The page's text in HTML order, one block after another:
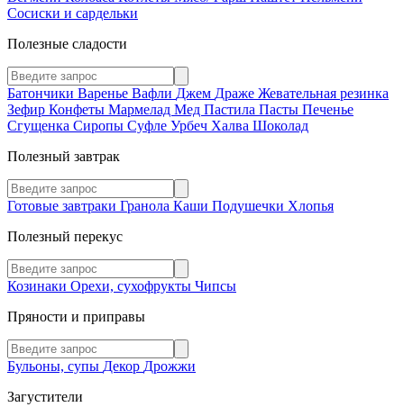
Сосиски и сардельки
Полезные сладости
Батончики Варенье Вафли Джем Драже Жевательная резинка
Зефир Конфеты Мармелад Мед Пастила Пасты Печенье
Сгущенка Сиропы Суфле Урбеч Халва Шоколад
Полезный завтрак
Готовые завтраки Гранола Каши Подушечки Хлопья
Полезный перекус
Козинаки Орехи, сухофрукты Чипсы
Пряности и приправы
Бульоны, супы Декор Дрожжи
Загустители